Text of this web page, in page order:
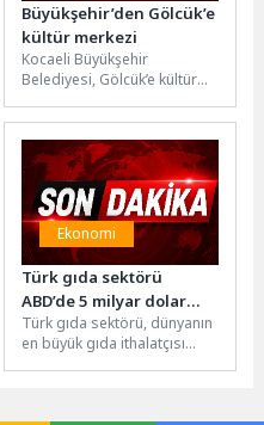
Büyükşehir’den Gölcük’e
kültür merkezi
Kocaeli Büyükşehir
Belediyesi, Gölcük’e kültür
sürecini başlattı. Kültür
merkezini inşa edecek...
Ekonomi
Türk gıda sektörü
ABD’de 5 milyar dolar
ihracat hedefi için
atağını sürdürüyor
Türk gıda sektörü, dünyanın
en büyük gıda ithalatçısı